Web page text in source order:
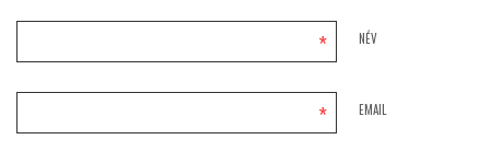
NÉV
*
EMAIL
*